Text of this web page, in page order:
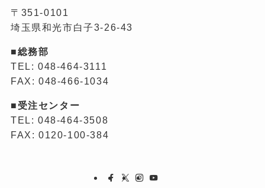
〒351-0101
埼玉県和光市白子3-26-43
■総務部
TEL: 048-464-3111
FAX: 048-466-1034
■ 受注センター
TEL: 048-464-3508
FAX: 0120-100-384